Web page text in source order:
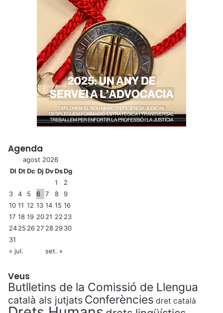
Agenda
agost 2026
Dl DtDc Dj DvDsDg
1
2
3
4 5 6 7 8
9
10 11 12 13 14 15 16
17 18 19 2021 22 23
2425 26 27 28 2930
31
« jul.
set. »
Veus
Butlletins de la Comissió de Llengua
català als jutjats Conferències dret català